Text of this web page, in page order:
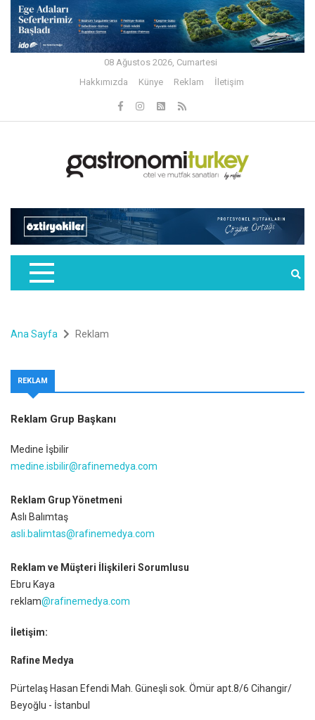
08 Ağustos 2026, Cumartesi
Hakkımızda
Künye Reklam İletişim
Ana Sayfa Reklam
REKLAM
Reklam Grup Başkanı
Medine İşbilir
medine.isbilir@rafinemedya.com
Reklam Grup Yönetmeni
Aslı Balımtaş
asli.balimtas@rafinemedya.com
Reklam ve Müşteri İlişkileri Sorumlusu
Ebru Kaya
reklam@rafinemedya.com
İletişim:
Rafine Medya
Pürtelaş Hasan Efendi Mah. Güneşli sok. Ömür apt.8/6 Cihangir/
Beyoğlu - İstanbul